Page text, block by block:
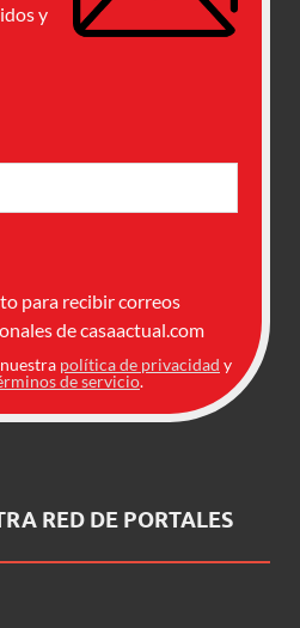
y
para recibir correos
de casaactual.com
política de privacidad y
de servicio.
RED DE PORTALES